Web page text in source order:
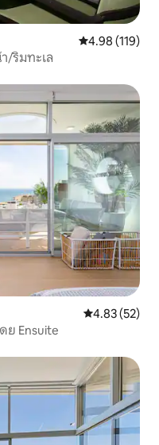
คะแนนเฉลี่ย
4.98 (119)
/ริมทะเล
คะแนนเฉลี่ย
4.83 (52)
ย Ensuite